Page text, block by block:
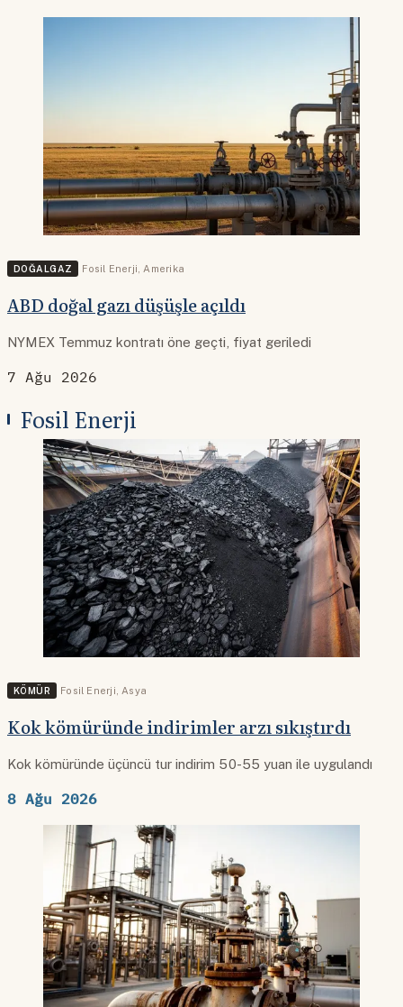
DOĞALGAZ Fosil Enerji Amerika
ABD doğal gazı düşüşle açıldı
NYMEX Temmuz kontratı öne geçti, fiyat geriledi
7 Ağu 2026
Fosil Enerji
KÖMÜR Fosil Enerji Asya
Kok kömüründe indirimler arzı sıkıştırdı
Kok kömüründe üçüncü tur indirim 50-55 yuan ile uygulandı
8 Ağu 2026